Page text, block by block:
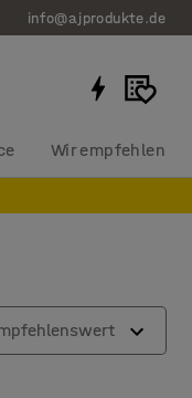
info@ajprodukte.de
Wir empfehlen